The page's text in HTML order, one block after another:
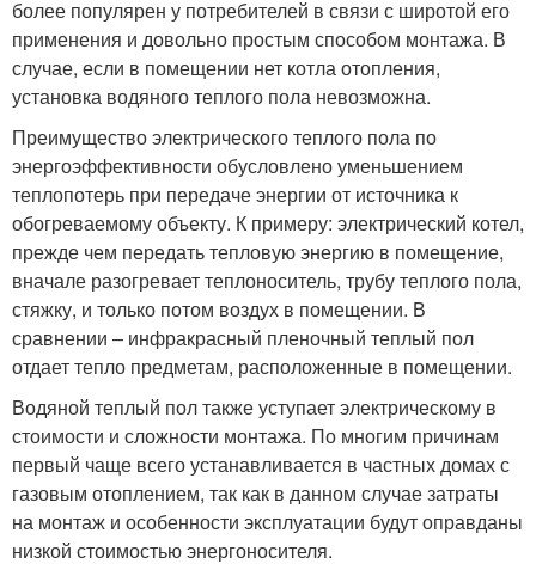
более популярен у потребителей в связи с широтой его
применения и довольно простым способом монтажа. В
случае, если в помещении нет котла отопления,
установка водяного теплого пола невозможна.
Преимущество электрического теплого пола по
энергоэффективности обусловлено уменьшением
теплопотерь при передаче энергии от источника к
обогреваемому объекту. К примеру: электрический котел,
прежде чем передать тепловую энергию в помещение,
вначале разогревает теплоноситель, трубу теплого пола,
стяжку, и только потом воздух в помещении. В
сравнении – инфракрасный пленочный теплый пол
отдает тепло предметам, расположенные в помещении.
Водяной теплый пол также уступает электрическому в
стоимости и сложности монтажа. По многим причинам
первый чаще всего устанавливается в частных домах с
газовым отоплением, так как в данном случае затраты
на монтаж и особенности эксплуатации будут оправданы
низкой стоимостью энергоносителя.